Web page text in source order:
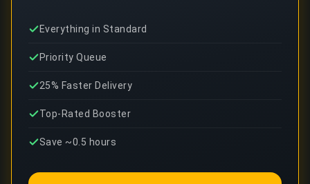
Everything in Standard
Priority Queue
25% Faster Delivery
Top-Rated Booster
Save ~0.5 hours